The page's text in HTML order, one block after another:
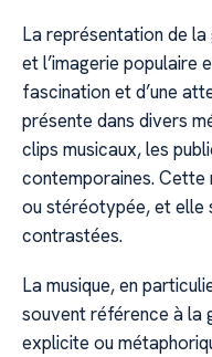
La représentation de
et l’imagerie populaire
fascination et d’une
présente dans divers
clips musicaux, les
contemporaines.
ou stéréotypée, et elle
contrastées.
La musique, en
souvent référence à la
explicite ou